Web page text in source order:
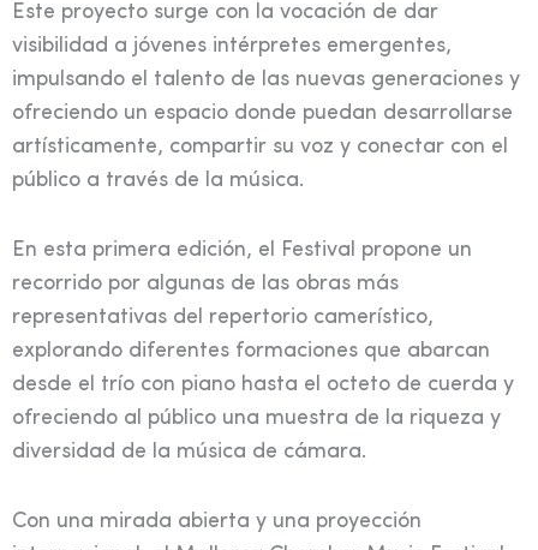
Este proyecto surge con la vocación de dar
visibilidad a jóvenes intérpretes emergentes,
impulsando el talento de las nuevas generaciones y
ofreciendo un espacio donde puedan desarrollarse
artísticamente, compartir su voz y conectar con el
público a través de la música.
En esta primera edición, el Festival propone un
recorrido por algunas de las obras más
representativas del repertorio camerístico,
explorando diferentes formaciones que abarcan
desde el trío con piano hasta el octeto de cuerda y
ofreciendo al público una muestra de la riqueza y
diversidad de la música de cámara.
Con una mirada abierta y una proyección